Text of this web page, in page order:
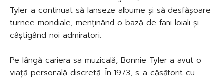
Tyler a continuat să lanseze albume și să desfășoare
turnee mondiale, menținând o bază de fani loiali și
câștigând noi admiratori.
Pe lângă cariera sa muzicală, Bonnie Tyler a avut o
viață personală discretă. În 1973, s-a căsătorit cu